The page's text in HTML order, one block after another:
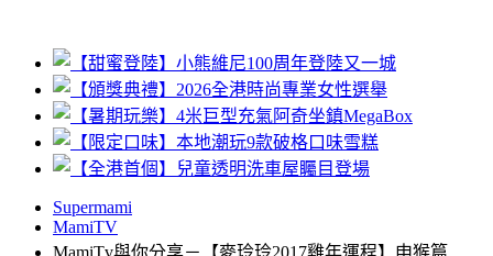
Supermami
MamiTV
MamiTv與你分享－【麥玲玲2017雞年運程】申猴篇